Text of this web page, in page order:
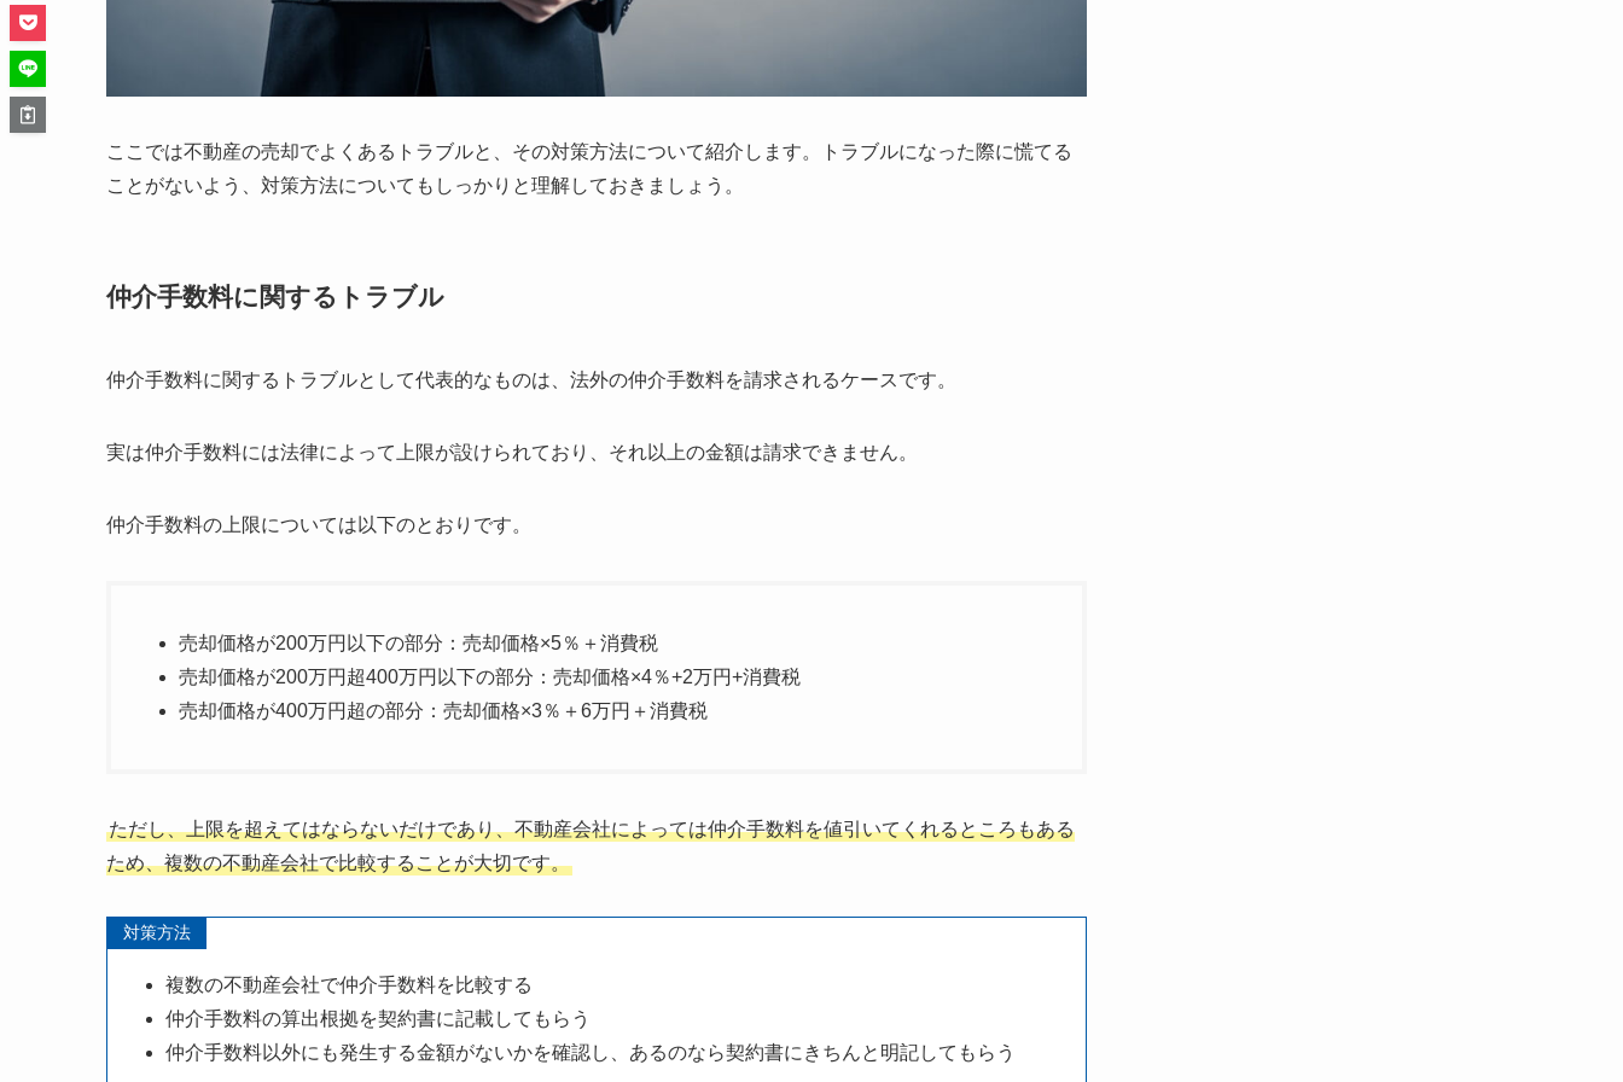
ここでは不動産の売却でよくあるトラブルと、その対策方法について紹介します。トラブルになった際に慌てる
ことがないよう、対策方法についてもしっかりと理解しておきましょう。
仲介手数料に関するトラブル
仲介手数料に関するトラブルとして代表的なものは、法外の仲介手数料を請求されるケースです。
実は仲介手数料には法律によって上限が設けられており、それ以上の金額は請求できません。
仲介手数料の上限については以下のとおりです。
売却価格が200万円以下の部分：売却価格×5％＋消費税
売却価格が200万円超400万円以下の部分：売却価格×4％+2万円+消費税
売却価格が400万円超の部分：売却価格×3％＋6万円＋消費税
ただし、上限を超えてはならないだけであり、不動産会社によっては仲介手数料を値引いてくれるところもある
ため、複数の不動産会社で比較することが大切です。
対策方法
複数の不動産会社で仲介手数料を比較する
仲介手数料の算出根拠を契約書に記載してもらう
仲介手数料以外にも発生する金額がないかを確認し、あるのなら契約書にきちんと明記してもらう